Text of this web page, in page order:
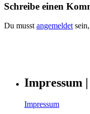
Schreibe einen
Du musstangemeldetsein,
Impressum
Impressum